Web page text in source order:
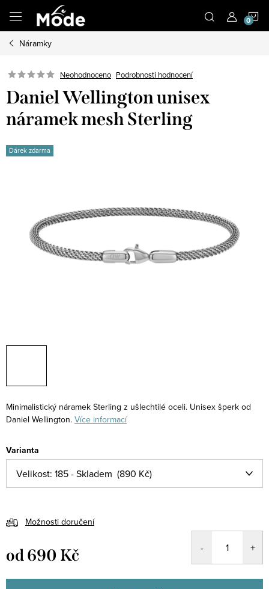
obsah
Náramky
Neohodnoceno Podrobnosti hodnocení
Daniel Wellington unisex
náramek mesh Sterling
Dárek zdarma
Minimalistický náramek Sterling z ušlechtilé oceli. Unisex šperk od
Daniel Wellington. Více informací
Varianta
Možnosti doručení
od690 Kč
cena: